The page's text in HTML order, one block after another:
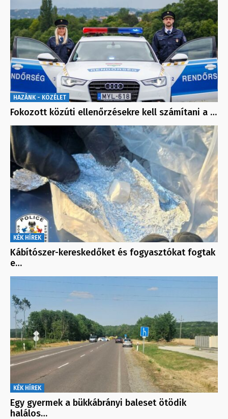
HAZÁNK - KÖZÉLET
Fokozott közúti ellenőrzésekre kell számítani a …
KÉK HÍREK
Kábítószer-kereskedőket és fogyasztókat fogtak
e…
KÉK HÍREK
Egy gyermek a bükkábrányi baleset ötödik
halálos…